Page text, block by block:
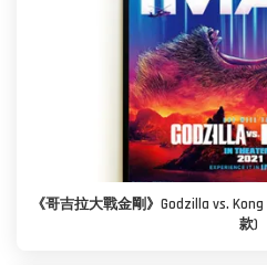
《哥吉拉大戰金剛》Godzilla vs.
款)